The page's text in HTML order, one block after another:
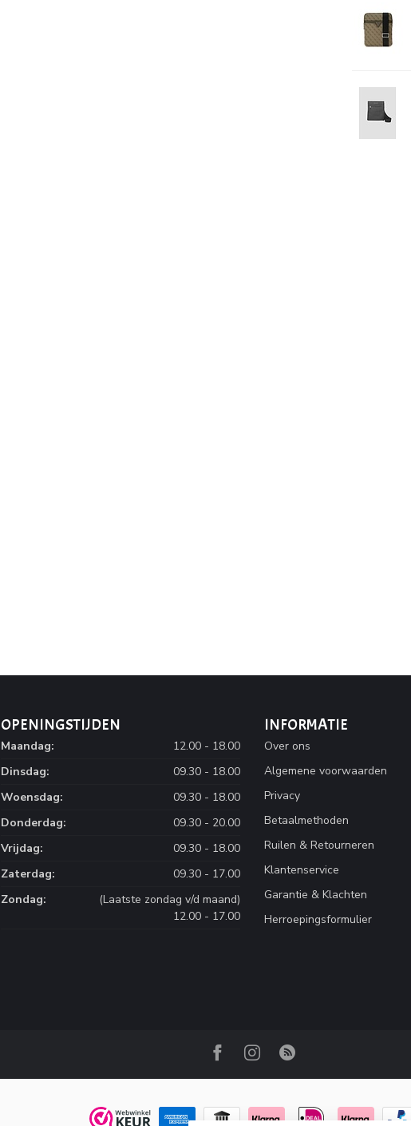
OPENINGSTIJDEN
Maandag:
12.00 - 18.00
Dinsdag:
09.30 - 18.00
Woensdag:
09.30 - 18.00
Donderdag:
09.30 - 20.00
Vrijdag:
09.30 - 18.00
Zaterdag:
09.30 - 17.00
Zondag:
(Laatste zondag v/d maand)
12.00 - 17.00
INFORMATIE
Over ons
Algemene voorwaarden
Privacy
Betaalmethoden
Ruilen & Retourneren
Klantenservice
Garantie & Klachten
Herroepingsformulier